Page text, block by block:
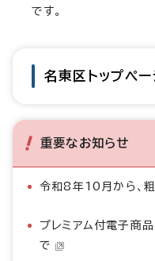
です。
名東区トップペー
重要なお知らせ
令和8年10月から、
プレミアム付電子商
で